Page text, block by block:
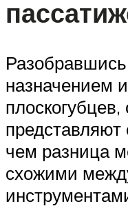
Разобравшись
назначением
чем разница
схожими